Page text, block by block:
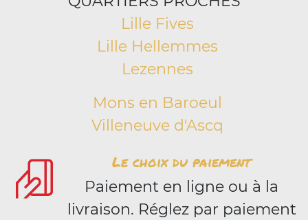
Lille Fives
Lille Hellemmes
Lezennes
Mons en Baroeul
Villeneuve d'Ascq
Le choix du paiement
Paiement en ligne ou à la
livraison. Réglez par paiement